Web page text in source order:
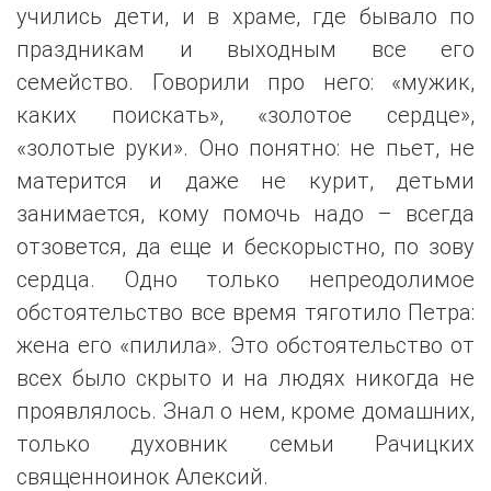
учились дети, и в храме, где бывало по
праздникам и выходным все его
семейство. Говорили про него: «мужик,
каких поискать», «золотое сердце»,
«золотые руки». Оно понятно: не пьет, не
матерится и даже не курит, детьми
занимается, кому помочь надо – всегда
отзовется, да еще и бескорыстно, по зову
сердца. Одно только непреодолимое
обстоятельство все время тяготило Петра:
жена его «пилила». Это обстоятельство от
всех было скрыто и на людях никогда не
проявлялось. Знал о нем, кроме домашних,
только духовник семьи Рачицких
священноинок Алексий.